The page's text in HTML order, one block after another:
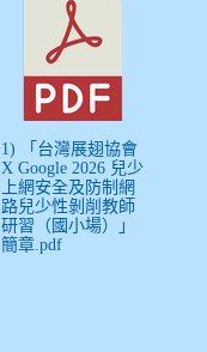
1) 「台灣展翅協會
X Google 2026 兒少
上網安全及防制網
路兒少性剝削教師
研習（國小場）」
簡章.pdf